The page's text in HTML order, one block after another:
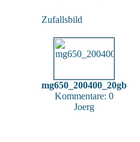
Zufallsbild
mg650_200400_20gb
Kommentare: 0
Joerg